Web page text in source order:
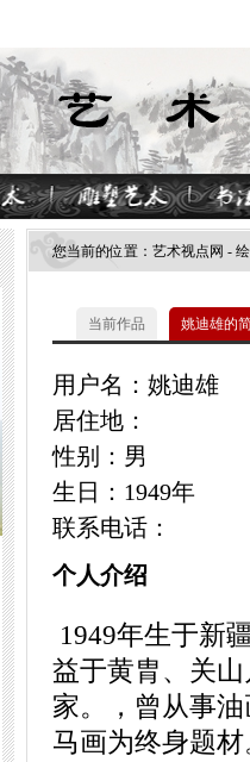
您当前的位置： 艺术视点网 -
当前作品 姚迪雄的
用户名：姚迪雄
居住地：
性别：男
生日：1949年
联系电话：
个人介绍
1949年生于新
益于黄胄、关
家。，曾从事
马画为终身题